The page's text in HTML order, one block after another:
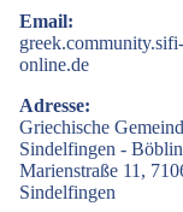
Email:
online.de
Adresse:
Griechische
Sindelfingen -
Marienstraße 11,
Sindelfingen